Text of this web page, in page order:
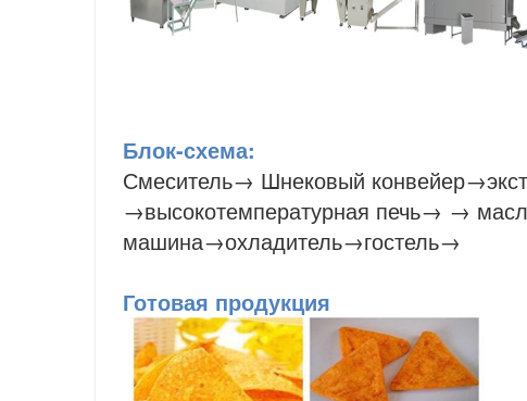
Блок-схема:
Смеситель→ Шнековый конвейер→
→высокотемпературная печь→ →
машина→охладитель→гостель→
Готовая продукция